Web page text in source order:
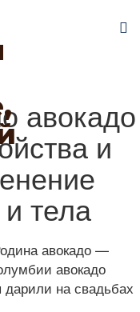
авокадо
и
тела
авокадо —
авокадо
дарили на свадьбах